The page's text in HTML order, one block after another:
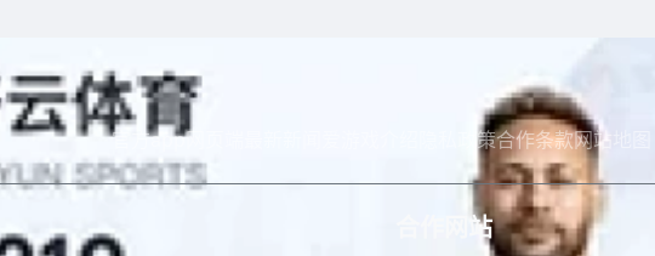
官方app网页端 隐私政策合作条款网站地图
合作网站